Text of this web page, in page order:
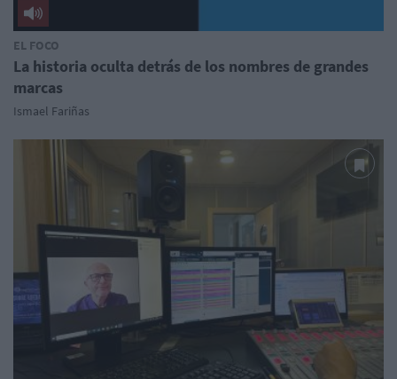
EL FOCO
La historia oculta detrás de los nombres de grandes
marcas
Ismael Fariñas